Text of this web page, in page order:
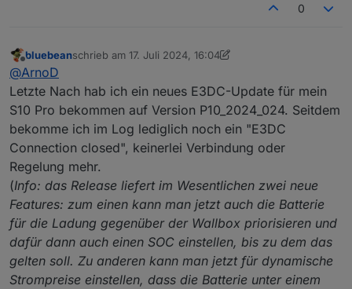
0
Offline
bluebeanschrieb am 17. Juli 2024, 16:04
zuletzt editiert von bluebean
@ArnoD
Letzte Nach hab ich ein neues E3DC-Update für mein
S10 Pro bekommen auf Version P10_2024_024. Seitdem
bekomme ich im Log lediglich noch ein "E3DC
Connection closed", keinerlei Verbindung oder
Regelung mehr.
(Info: das Release liefert im Wesentlichen zwei neue
Features: zum einen kann man jetzt auch die Batterie
für die Ladung gegenüber der Wallbox priorisieren und
dafür dann auch einen SOC einstellen, bis zu dem das
gelten soll. Zu anderen kann man jetzt für dynamische
Strompreise einstellen, dass die Batterie unter einem